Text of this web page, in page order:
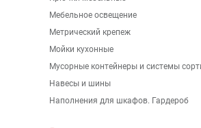
Мебельное освещение
Метрический крепеж
Мойки кухонные
Мусорные контейнеры и системы
Навесы и шины
Наполнения для шкафов. Гардероб